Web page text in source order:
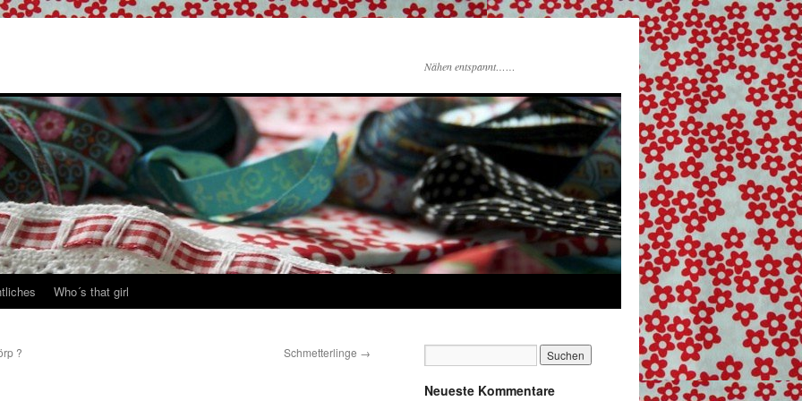
Nähen entspannt……
Who´s that girl
? Schmetterlinge →
Neueste Kommentare